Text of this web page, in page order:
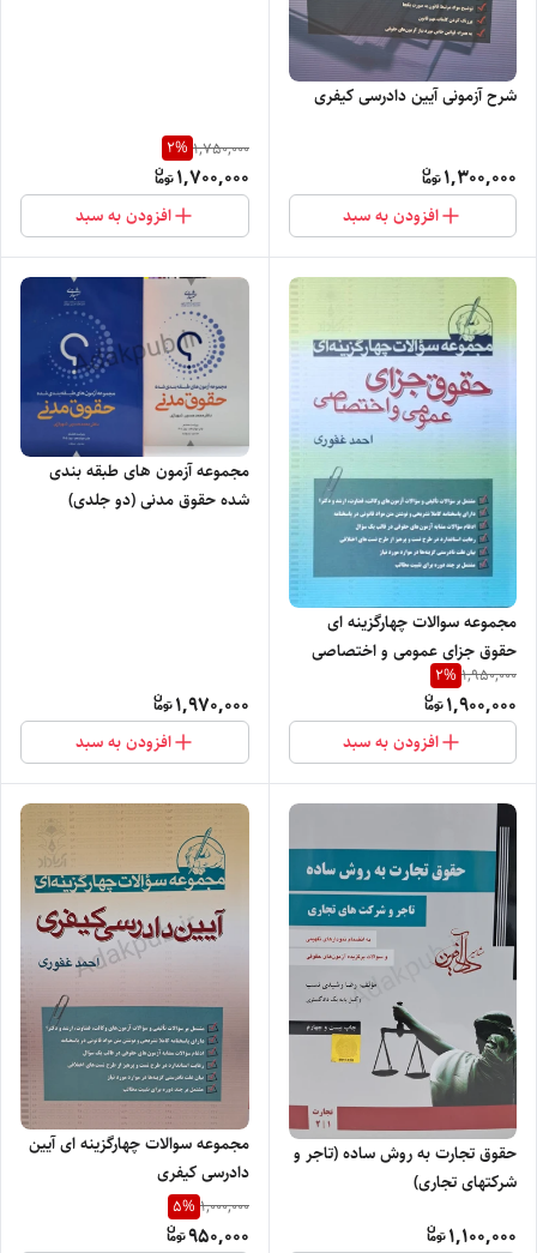
شرح آزمونی آیین دادرسی کیفری
1,300,000
افزودن به سبد
1,750,000
2%
1,700,000
افزودن به سبد
مجموعه سوالات چهارگزینه ای
حقوق جزای عمومی و اختصاصی
1,950,000
2%
1,900,000
افزودن به سبد
مجموعه آزمون های طبقه بندی
شده حقوق مدنی (دو جلدی)
1,970,000
افزودن به سبد
حقوق تجارت به روش ساده (تاجر و
شرکتهای تجاری)
1,100,000
مجموعه سوالات چهارگزینه ای آیین
دادرسی کیفری
1,000,000
5%
950,000